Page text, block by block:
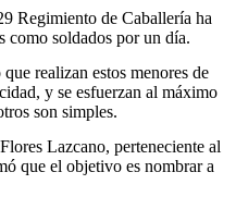
Regimiento de Caballería ha
como soldados por un día.
realizan estos menores de
y se esfuerzan al máximo
son simples.
Lazcano, perteneciente al
que el objetivo es nombrar a